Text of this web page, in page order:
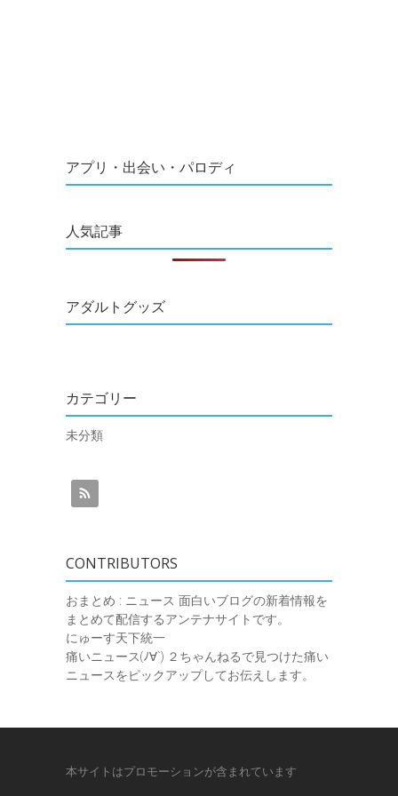
アプリ・出会い・パロディ
人気記事
アダルトグッズ
カテゴリー
未分類
CONTRIBUTORS
おまとめ : ニュース 面白いブログの新着情報を
まとめて配信するアンテナサイトです。
にゅーす天下統一
痛いニュース(ﾉ∀`) ２ちゃんねるで見つけた痛い
ニュースをピックアップしてお伝えします。
本サイトはプロモーションが含まれています